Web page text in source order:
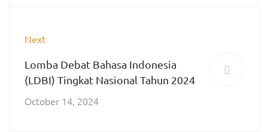
Next
Lomba Debat Bahasa Indonesia
(LDBI) Tingkat Nasional Tahun 2024
October 14, 2024